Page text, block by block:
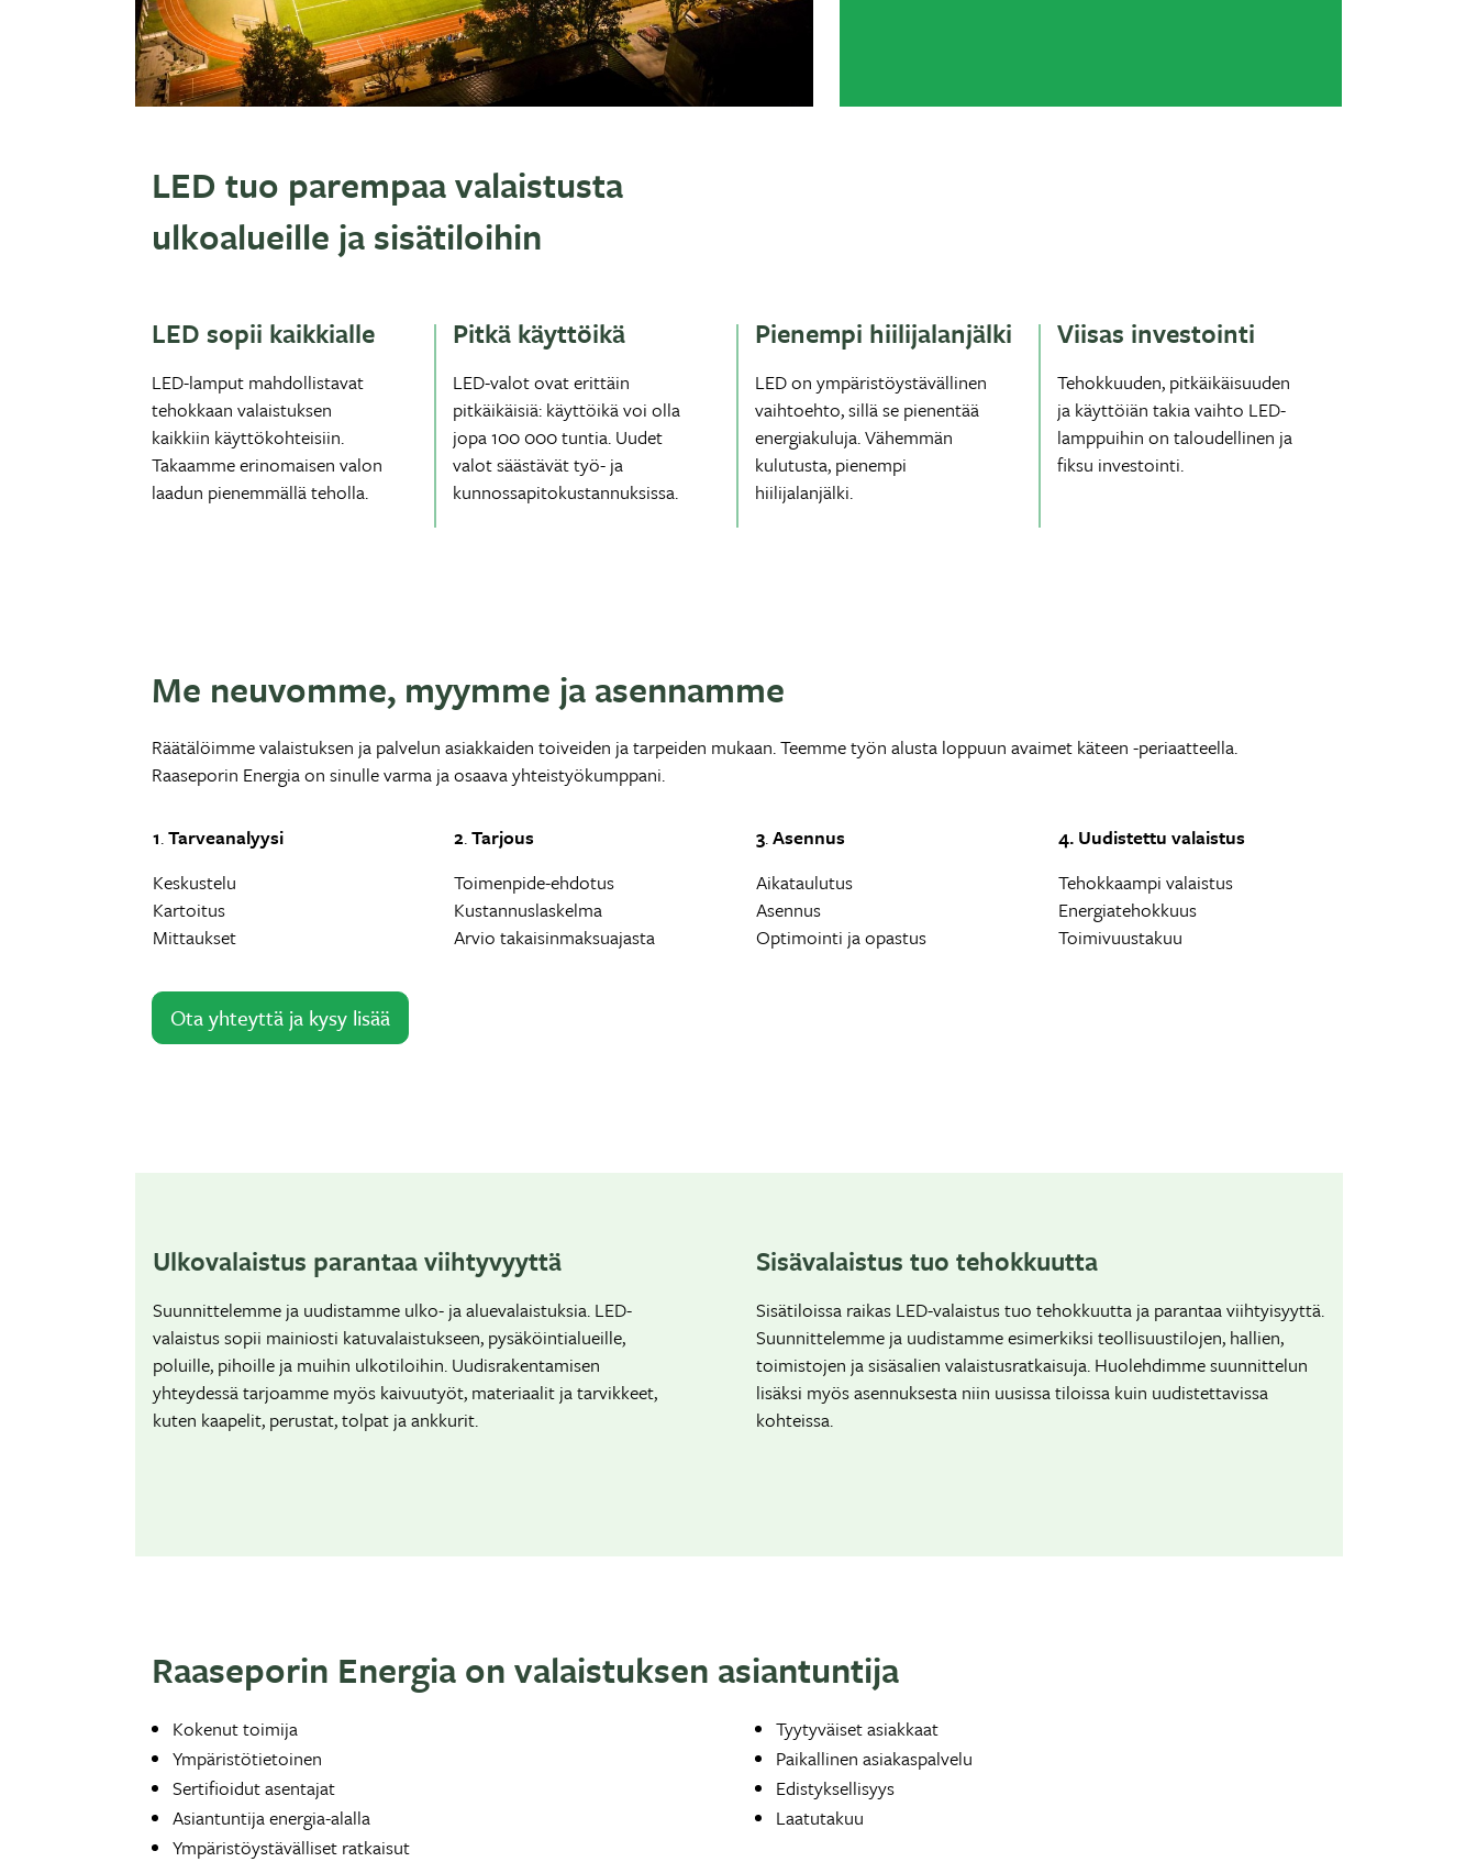
LED tuo parempaa valaistusta
ulkoalueille ja sisätiloihin
LED sopii kaikkialle
LED-lamput mahdollistavat
tehokkaan valaistuksen
kaikkiin käyttökohteisiin.
Takaamme erinomaisen valon
laadun pienemmällä teholla.
Pitkä käyttöikä
LED-valot ovat erittäin
pitkäikäisiä: käyttöikä voi olla
jopa 100 000 tuntia. Uudet
valot säästävät työ- ja
kunnossapitokustannuksissa.
Pienempi hiilijalanjälki
LED on ympäristöystävällinen
vaihtoehto, sillä se pienentää
energiakuluja. Vähemmän
kulutusta, pienempi
hiilijalanjälki.
Viisas investointi
Tehokkuuden, pitkäikäisuuden
ja käyttöiän takia vaihto LED-
lamppuihin on taloudellinen ja
fiksu investointi.
Me neuvomme, myymme ja asennamme
Räätälöimme valaistuksen ja palvelun asiakkaiden toiveiden ja tarpeiden mukaan. Teemme työn alusta loppuun avaimet käteen -periaatteella.
Raaseporin Energia on sinulle varma ja osaava yhteistyökumppani.
1.Tarveanalyysi
Keskustelu
Kartoitus
Mittaukset
2.Tarjous
Toimenpide-ehdotus
Kustannus­laskelma
Arvio takaisinmaksu­ajasta
3.Asennus
Aikataulutus
Asennus
Optimointi ja opastus
4. Uudistettu valaistus
Tehokkaampi valaistus
Energiatehokkuus
Toimivuustakuu
Ota yhteyttä ja kysy lisää
Ulkovalaistus parantaa viihtyvyyttä
Suunnittelemme ja uudistamme ulko- ja aluevalaistuksia. LED-
valaistus sopii mainiosti katuvalaistukseen, pysäköintialueille,
poluille, pihoille ja muihin ulkotiloihin. Uudisrakentamisen
yhteydessä tarjoamme myös kaivuutyöt, materiaalit ja tarvikkeet,
kuten kaapelit, perustat, tolpat ja ankkurit.
Sisävalaistus tuo tehokkuutta
Sisätiloissa raikas LED-valaistus tuo tehokkuutta ja parantaa viihtyisyyttä.
Suunnittelemme ja uudistamme esimerkiksi teollisuustilojen, hallien,
toimistojen ja sisäsalien valaistusratkaisuja. Huolehdimme suunnittelun
lisäksi myös asennuksesta niin uusissa tiloissa kuin uudistettavissa
kohteissa.
Raaseporin Energia on valaistuksen asiantuntija
Kokenut toimija
Ympäristötietoinen
Sertifioidut asentajat
Asiantuntija energia-alalla
Ympäristöystävälliset ratkaisut
Tyytyväiset asiakkaat
Paikallinen asiakaspalvelu
Edistyksellisyys
Laatutakuu